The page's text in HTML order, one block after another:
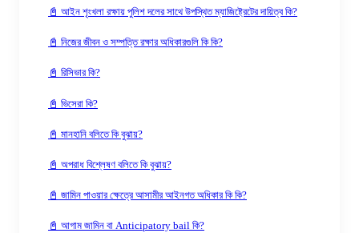
📓 আইন শৃংখলা রক্ষায় পুলিশ দলের সাথে উপস্থিত ম্যাজিষ্ট্রেটের দায়িত্ব কি?
📓 নিজের জীবন ও সম্পত্তি রক্ষার অধিকারগুলি কি কি?
📓 রিসিভার কি?
📓 ভিসেরা কি?
📓 মানহানি বলিতে কি বুঝায়?
📓 অপরাধ বিশ্লেষণ বলিতে কি বুঝায়?
📓 জামিন পাওয়ার ক্ষেত্রে আসামীর আইনগত অধিকার কি কি?
📓 আগাম জামিন বা Anticipatory bail কি?